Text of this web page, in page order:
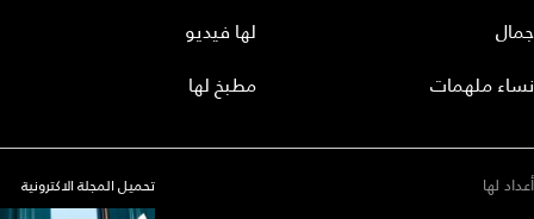
جمال
نساء ملهمات
لها فيديو
مطبخ لها
أعداد لها
تحميل المجلة الاكترونية